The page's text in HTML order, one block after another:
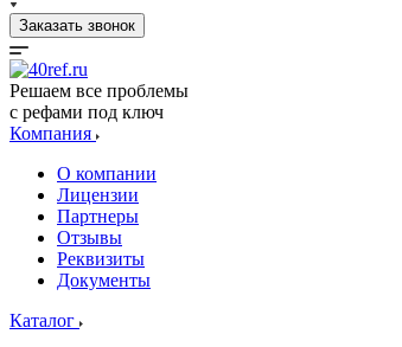
Заказать звонок
Решаем все проблемы
с рефами под ключ
Компания
О компании
Лицензии
Партнеры
Отзывы
Реквизиты
Документы
Каталог